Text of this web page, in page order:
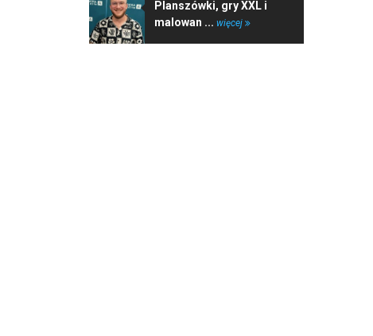
Planszówki, gry XXL i
malowan ... więcej